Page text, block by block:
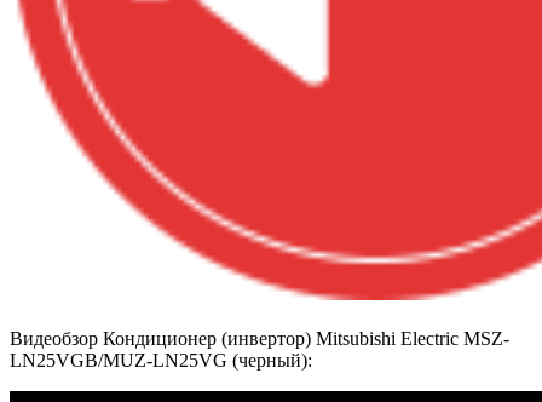
Видеобзор Кондиционер (инвертор) Mitsubishi Electric MSZ-
LN25VGB/MUZ-LN25VG (черный):